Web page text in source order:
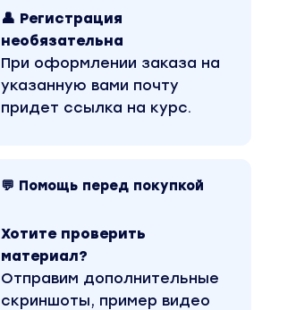
👤 Регистрация
необязательна
При оформлении заказа на
указанную вами почту
придет ссылка на курс.
💬 Помощь перед покупкой
Хотите проверить
материал?
Отправим дополнительные
скриншоты, пример видео